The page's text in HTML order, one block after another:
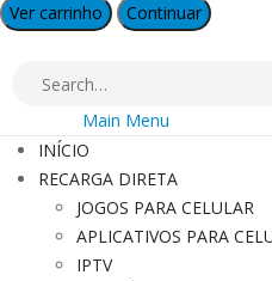
Ver carrinho Continuar
Main Menu
INÍCIO
RECARGA DIRETA
JOGOS PARA CELULAR
APLICATIVOS PARA
IPTV